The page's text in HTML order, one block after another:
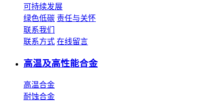
可持续发展
绿色低碳 责任与关怀
联系我们
联系方式 在线留言
高温及高性能合金
高温合金
耐蚀合金